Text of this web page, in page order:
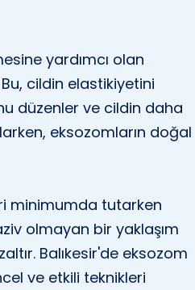
yardımcı olan
cildin elastikiyetini
düzenler ve cildin daha
eksozomların doğal
minimumda tutarken
olmayan bir yaklaşım
Balıkesir'de eksozom
ve etkili teknikleri